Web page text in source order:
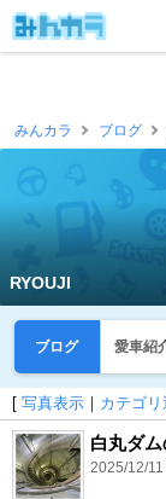
みんカラ ブログ
RYOUJI
ブログ 愛車紹
[ 写真表示 ｜ カテゴリ
白丸ダ
2025/12/